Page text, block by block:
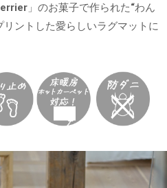
」のお菓子で作られた“わん
ントした愛らしいラグマットに